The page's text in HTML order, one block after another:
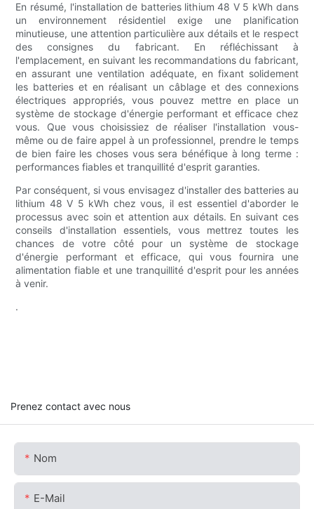
En résumé, l'installation de batteries lithium 48 V 5 kWh dans
un environnement résidentiel exige une planification
minutieuse, une attention particulière aux détails et le respect
des consignes du fabricant. En réfléchissant à
l'emplacement, en suivant les recommandations du fabricant,
en assurant une ventilation adéquate, en fixant solidement
les batteries et en réalisant un câblage et des connexions
électriques appropriés, vous pouvez mettre en place un
système de stockage d'énergie performant et efficace chez
vous. Que vous choisissiez de réaliser l'installation vous-
même ou de faire appel à un professionnel, prendre le temps
de bien faire les choses vous sera bénéfique à long terme :
performances fiables et tranquillité d'esprit garanties.
Par conséquent, si vous envisagez d'installer des batteries au
lithium 48 V 5 kWh chez vous, il est essentiel d'aborder le
processus avec soin et attention aux détails. En suivant ces
conseils d'installation essentiels, vous mettrez toutes les
chances de votre côté pour un système de stockage
d'énergie performant et efficace, qui vous fournira une
alimentation fiable et une tranquillité d'esprit pour les années
à venir.
.
Prenez contact avec nous
Nom
E-Mail